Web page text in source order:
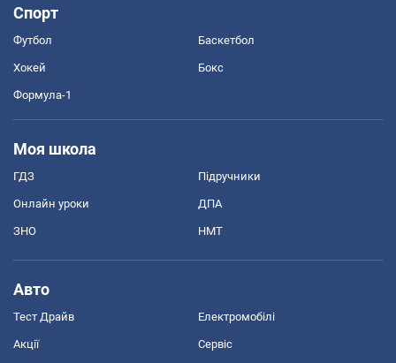
Спорт
Футбол Баскетбол
Хокей Бокс
Формула-1
Моя школа
ГДЗ Підручники
Онлайн уроки ДПА
ЗНО НМТ
Авто
Тест Драйв Електромобілі
Акції Сервіс